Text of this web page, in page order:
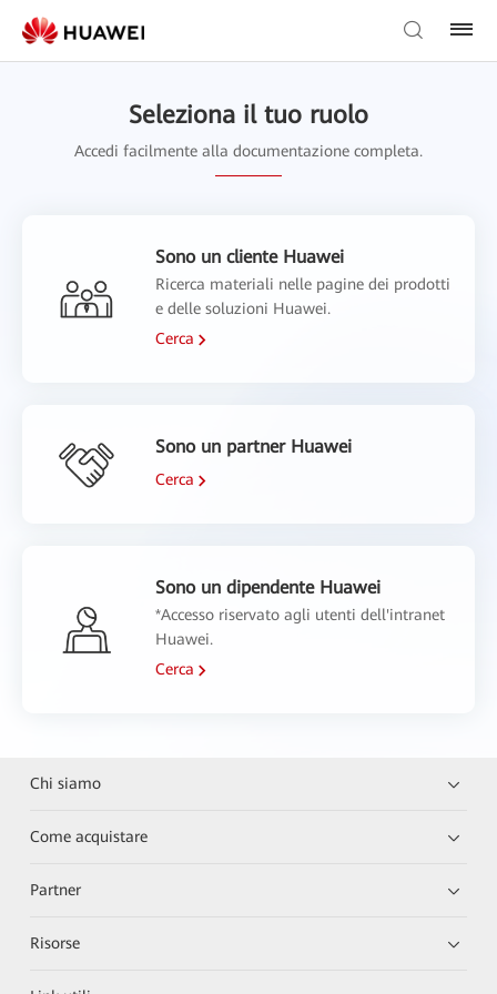
Seleziona il tuo ruolo
Accedi facilmente alla documentazione completa.
Sono un cliente Huawei
Ricerca materiali nelle pagine dei prodotti
e delle soluzioni Huawei.
Cerca
Sono un partner Huawei
Cerca
Sono un dipendente Huawei
*Accesso riservato agli utenti dell'intranet
Huawei.
Cerca
Chi siamo
Come acquistare
Partner
Risorse